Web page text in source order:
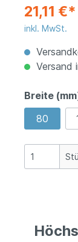
21,11 €*
inkl. MwSt.
Versand
Breite
80